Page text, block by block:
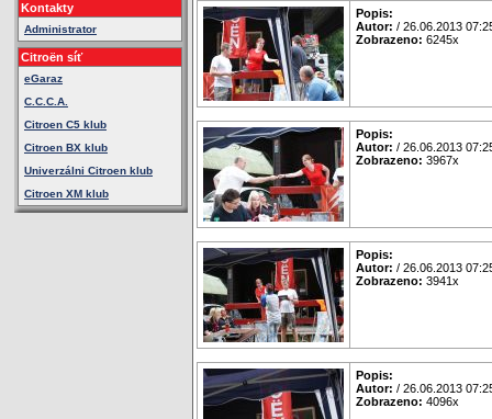
Kontakty
Administrator
Citroën síť
eGaraz
C.C.C.A.
Citroen C5 klub
Citroen BX klub
Univerzálni Citroen klub
Citroen XM klub
Popis:
Autor: / 26.06.2013
Zobrazeno: 6245x
Popis:
Autor: / 26.06.2013
Zobrazeno: 3967x
Popis:
Autor: / 26.06.2013
Zobrazeno: 3941x
Popis:
Autor: / 26.06.2013
Zobrazeno: 4096x